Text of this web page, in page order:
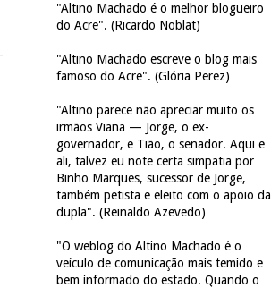
"Altino Machado é o melhor blogueiro
do Acre". (Ricardo Noblat)
"Altino Machado escreve o blog mais
famoso do Acre". (Glória Perez)
"Altino parece não apreciar muito os
irmãos Viana — Jorge, o ex-
governador, e Tião, o senador. Aqui e
ali, talvez eu note certa simpatia por
Binho Marques, sucessor de Jorge,
também petista e eleito com o apoio da
dupla". (Reinaldo Azevedo)
"O weblog do Altino Machado é o
veículo de comunicação mais temido e
bem informado do estado. Quando o